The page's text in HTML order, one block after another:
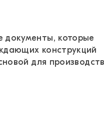
которые
конструкций
для